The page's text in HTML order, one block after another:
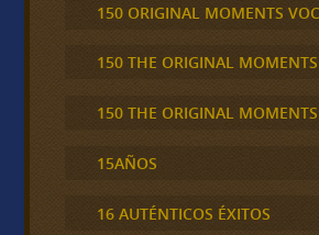
150 ORIGINAL MOMENTS
150 THE ORIGINAL MOMENTS
150 THE ORIGINAL
15AÑOS
16 AUTÉNTICOS ÉXITOS